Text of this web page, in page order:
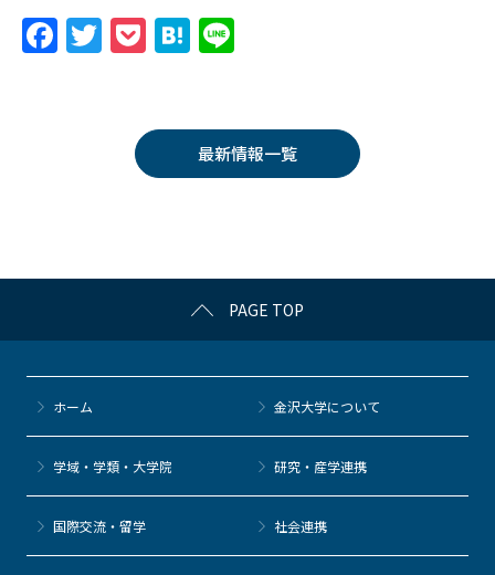
F
k
T
er
P
k
et
H
n
a
最新情報一覧
PAGE TOP
ホーム 金沢大学について
学域・学類・大学院 研究・産学連携
国際交流・留学 社会連携